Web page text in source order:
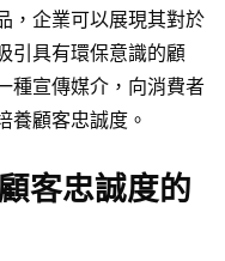
，企業可以展現其對於
引具有環保意識的顧
種宣傳媒介，向消費者
養顧客忠誠度。
客忠誠度的